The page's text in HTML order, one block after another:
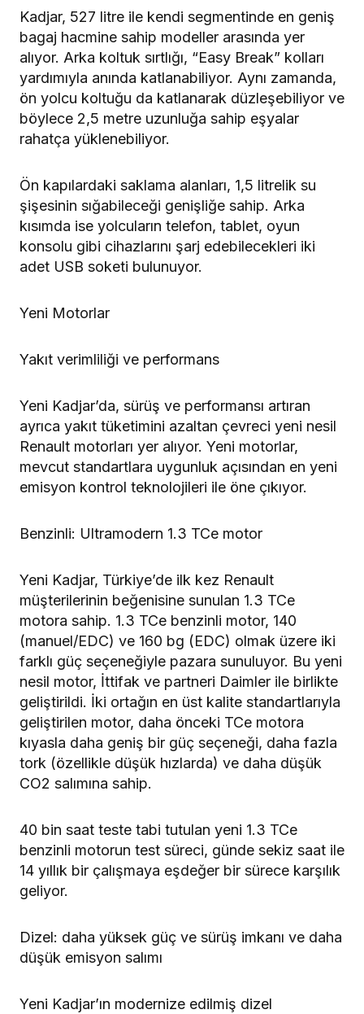
Kadjar, 527 litre ile kendi segmentinde en geniş
bagaj hacmine sahip modeller arasında yer
alıyor. Arka koltuk sırtlığı, “Easy Break” kolları
yardımıyla anında katlanabiliyor. Aynı zamanda,
ön yolcu koltuğu da katlanarak düzleşebiliyor ve
böylece 2,5 metre uzunluğa sahip eşyalar
rahatça yüklenebiliyor.
Ön kapılardaki saklama alanları, 1,5 litrelik su
şişesinin sığabileceği genişliğe sahip. Arka
kısımda ise yolcuların telefon, tablet, oyun
konsolu gibi cihazlarını şarj edebilecekleri iki
adet USB soketi bulunuyor.
Yeni Motorlar
Yakıt verimliliği ve performans
Yeni Kadjar’da, sürüş ve performansı artıran
ayrıca yakıt tüketimini azaltan çevreci yeni nesil
Renault motorları yer alıyor. Yeni motorlar,
mevcut standartlara uygunluk açısından en yeni
emisyon kontrol teknolojileri ile öne çıkıyor.
Benzinli: Ultramodern 1.3 TCe motor
Yeni Kadjar, Türkiye’de ilk kez Renault
müşterilerinin beğenisine sunulan 1.3 TCe
motora sahip. 1.3 TCe benzinli motor, 140
(manuel/EDC) ve 160 bg (EDC) olmak üzere iki
farklı güç seçeneğiyle pazara sunuluyor. Bu yeni
nesil motor, İttifak ve partneri Daimler ile birlikte
geliştirildi. İki ortağın en üst kalite standartlarıyla
geliştirilen motor, daha önceki TCe motora
kıyasla daha geniş bir güç seçeneği, daha fazla
tork (özellikle düşük hızlarda) ve daha düşük
CO2 salımına sahip.
40 bin saat teste tabi tutulan yeni 1.3 TCe
benzinli motorun test süreci, günde sekiz saat ile
14 yıllık bir çalışmaya eşdeğer bir sürece karşılık
geliyor.
Dizel: daha yüksek güç ve sürüş imkanı ve daha
düşük emisyon salımı
Yeni Kadjar’ın modernize edilmiş dizel